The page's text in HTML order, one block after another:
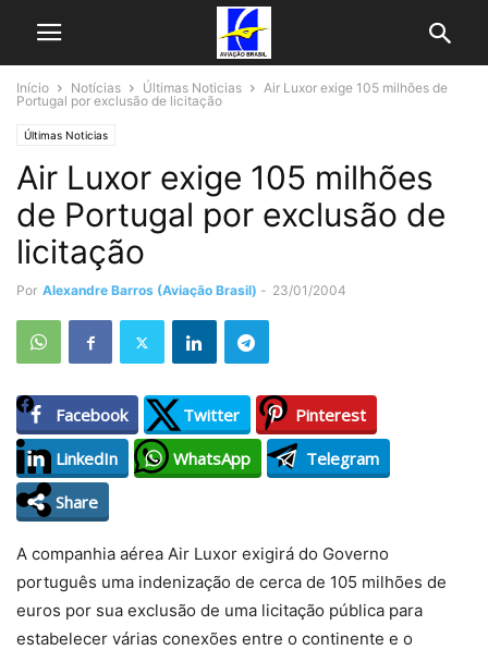
Início Notícias Últimas Noticias
Air Luxor exige 105 milhões de
Portugal por exclusão de licitação
Últimas Noticias
Air Luxor exige 105 milhões
de Portugal por exclusão de
licitação
Por Alexandre Barros (Aviação Brasil) - 23/01/2004
Facebook Twitter
Pinterest
LinkedIn
WhatsApp
Telegram
Share
A companhia aérea Air Luxor exigirá do Governo
português uma indenização de cerca de 105 milhões de
euros por sua exclusão de uma licitação pública para
estabelecer várias conexões entre o continente e o